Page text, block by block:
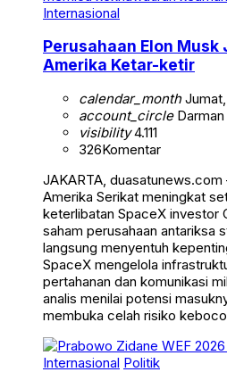
Internasional
Perusahaan Elon Musk
Amerika Ketar-ketir
calendar_monthJumat,
account_circleDarman
visibility4.111
326Komentar
JAKARTA, duasatunews.com
Amerika Serikat meningkat
keterlibatan SpaceX investor
saham perusahaan antariksa
langsung menyentuh
SpaceX mengelola
pertahanan dan komunikasi
analis menilai potensi
membuka celah risiko
Internasional Politik